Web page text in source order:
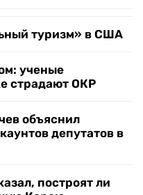
туризм» в США
ученые
страдают ОКР
объяснил
депутатов в
построят ли